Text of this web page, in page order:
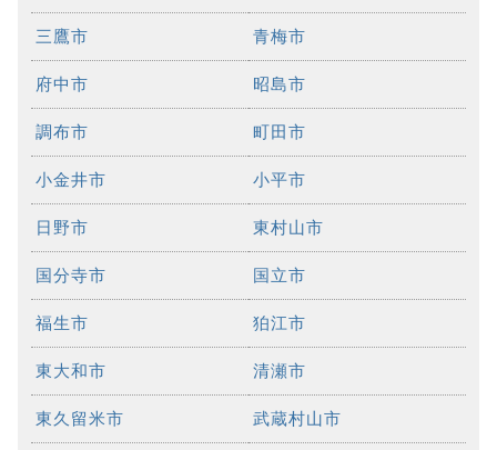
三鷹市 青梅市
府中市 昭島市
調布市 町田市
小金井市 小平市
日野市 東村山市
国分寺市 国立市
福生市 狛江市
東大和市 清瀬市
東久留米市 武蔵村山市